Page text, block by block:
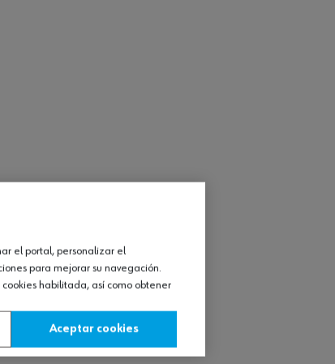
el portal, personalizar el
para mejorar su navegación.
habilitada, así como obtener
Aceptar cookies